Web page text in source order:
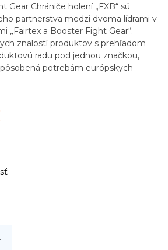
Gear Chrániče holení „FXB“ sú
partnerstva medzi dvoma lídrami v
„Fairtex a Booster Fight Gear“.
znalostí produktov s prehľadom
radu pod jednou značkou,
potrebám európskych